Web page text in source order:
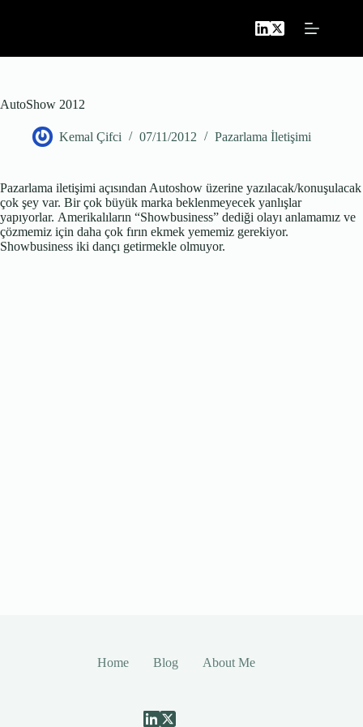
AutoShow 2012
Kemal Çifci 07/11/2012 Pazarlama İletişimi
Pazarlama iletişimi açısından Autoshow üzerine yazılacak/konuşulacak
çok şey var. Bir çok büyük marka beklenmeyecek yanlışlar
yapıyorlar. Amerikalıların “Showbusiness” dediği olayı anlamamız ve
çözmemiz için daha çok fırın ekmek yememiz gerekiyor.
Showbusiness iki dançı getirmekle olmuyor.
Home Blog About Me